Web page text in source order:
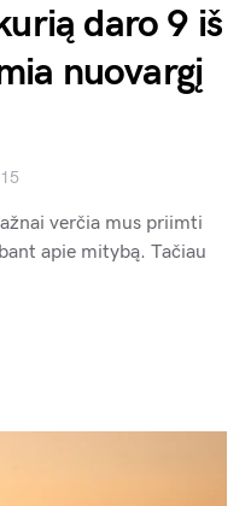
daro 9 iš
nuovargį
verčia mus priimti
apie mitybą. Tačiau